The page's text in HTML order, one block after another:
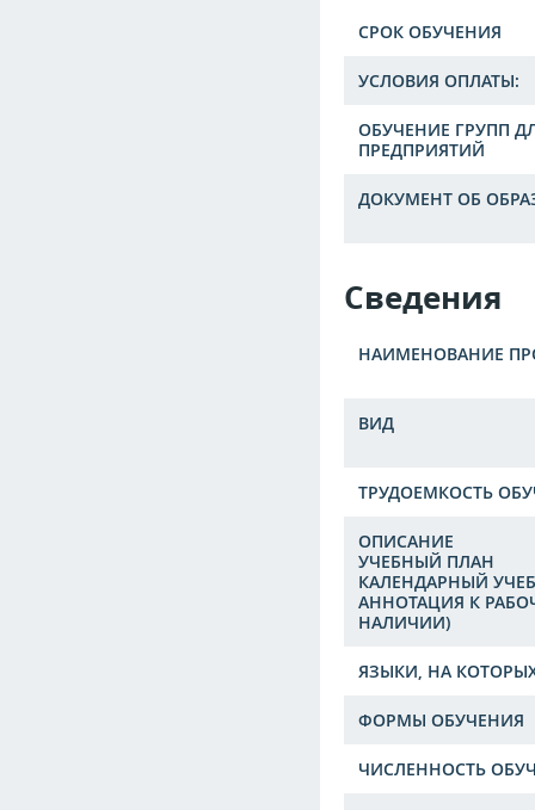
СРОК ОБУЧЕНИЯ
УСЛОВИЯ ОПЛАТЫ:
ОБУЧЕНИЕ ГРУПП
ПРЕДПРИЯТИЙ
ДОКУМЕНТ ОБ
Сведения
НАИМЕНОВАНИЕ
ВИД
ТРУДОЕМКОСТЬ
ОПИСАНИЕ
УЧЕБНЫЙ ПЛАН
КАЛЕНДАРНЫЙ
АННОТАЦИЯ К
НАЛИЧИИ)
ЯЗЫКИ, НА
ФОРМЫ ОБУЧЕНИЯ
ЧИСЛЕННОСТЬ